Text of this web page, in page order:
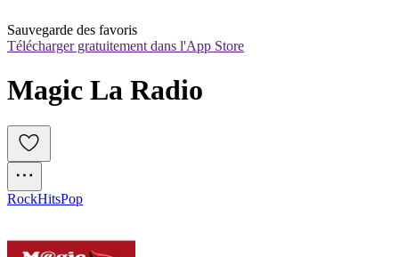
Sauvegarde des favoris
Télécharger gratuitement dans l'App Store
Magic La Radio
RockHitsPop